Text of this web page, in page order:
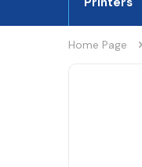
Home Page